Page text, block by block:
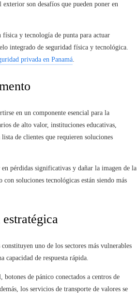
son desafíos que pueden poner en
física y tecnología de punta para actuar
integrado de seguridad física y tecnológica.
privada en Panamá.
en un componente esencial para la
de alto valor, instituciones educativas,
de clientes que requieren soluciones
en pérdidas significativas y dañar la imagen de la
soluciones tecnológicas están siendo más
uno de los sectores más vulnerables
capacidad de respuesta rápida.
de pánico conectados a centros de
los servicios de transporte de valores se